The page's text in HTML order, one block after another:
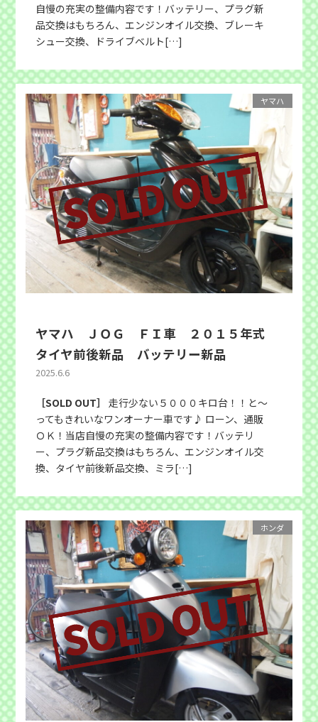
自慢の充実の整備内容です！バッテリー、プラグ新
品交換はもちろん、エンジンオイル交換、ブレーキ
シュー交換、ドライブベルト[…]
ヤマハ
ヤマハ ＪＯＧ ＦＩ車 ２０１５年式
タイヤ前後新品 バッテリー新品
2025.6.6
［SOLD OUT］
走行少ない５０００キロ台！！と〜
ってもきれいなワンオーナー車です♪ ローン、通販
ＯＫ！当店自慢の充実の整備内容です！バッテリ
ー、プラグ新品交換はもちろん、エンジンオイル交
換、タイヤ前後新品交換、ミラ[…]
ホンダ